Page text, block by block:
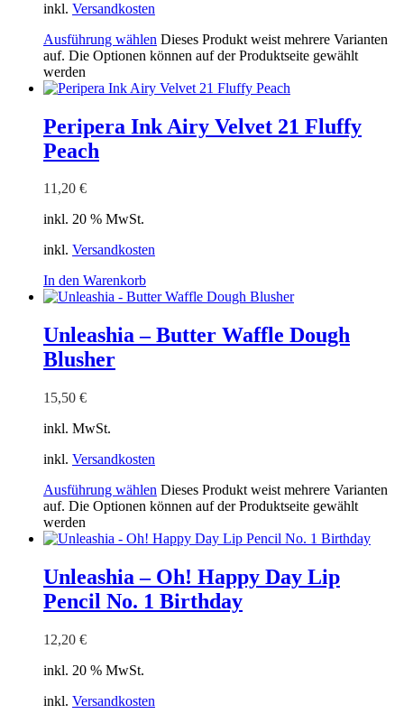
inkl. Versandkosten
Ausführung wählen Dieses Produkt weist mehrere Varianten
auf. Die Optionen können auf der Produktseite gewählt
werden
Peripera Ink Airy Velvet 21 Fluffy
Peach
11,20 €
inkl. 20 % MwSt.
inkl. Versandkosten
In den Warenkorb
Unleashia – Butter Waffle Dough
Blusher
15,50 €
inkl. MwSt.
inkl. Versandkosten
Ausführung wählen Dieses Produkt weist mehrere Varianten
auf. Die Optionen können auf der Produktseite gewählt
werden
Unleashia – Oh! Happy Day Lip
Pencil No. 1 Birthday
12,20 €
inkl. 20 % MwSt.
inkl. Versandkosten